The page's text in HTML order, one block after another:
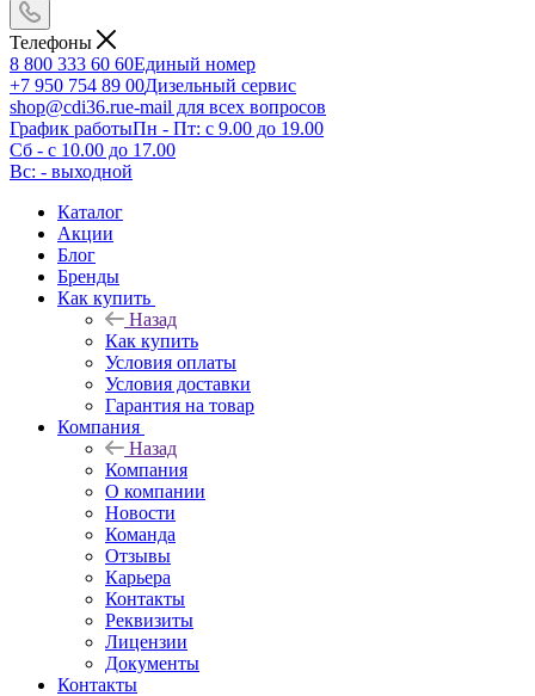
Телефоны
8 800 333 60 60Единый номер
+7 950 754 89 00Дизельный сервис
shop@cdi36.rue-mail для всех вопросов
График работыПн - Пт: с 9.00 до 19.00
Сб - с 10.00 до 17.00
Вс: - выходной
Каталог
Акции
Блог
Бренды
Как купить
Назад
Как купить
Условия оплаты
Условия доставки
Гарантия на товар
Компания
Назад
Компания
О компании
Новости
Команда
Отзывы
Карьера
Контакты
Реквизиты
Лицензии
Документы
Контакты